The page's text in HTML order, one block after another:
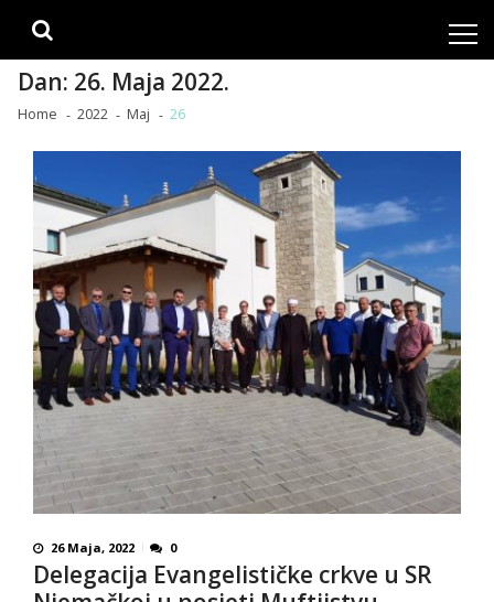
Dan: 26. Maja 2022.
Home 2022 Maj 26
26 Maja, 2022 0
Delegacija Evangelističke crkve u SR